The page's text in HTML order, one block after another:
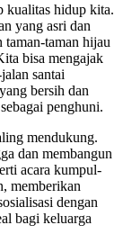
kualitas hidup kita.
yang asri dan
taman-taman hijau
bisa mengajak
santai
bersih dan
penghuni.
mendukung.
dan membangun
acara kumpul-
memberikan
dengan
bagi keluarga